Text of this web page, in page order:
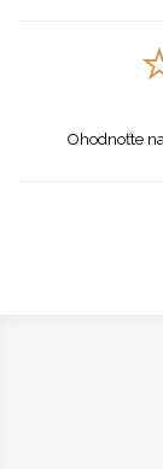
Ohodnoťte